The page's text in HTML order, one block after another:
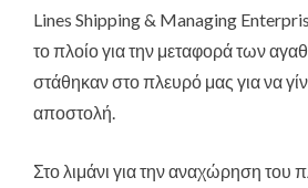
Lines Shipping & Managing
το πλοίο για την μεταφορά των
στάθηκαν στο πλευρό μας για να
αποστολή.
Στο λιμάνι για την αναχώρηση του